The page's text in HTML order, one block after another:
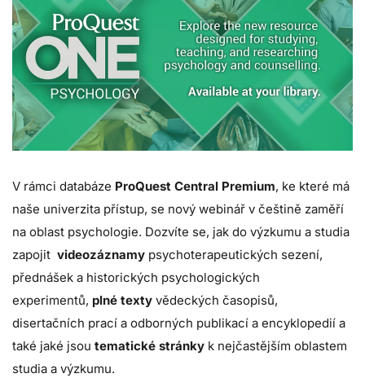
V rámci databáze ProQuest Central Premium, ke které má
naše univerzita přístup, se nový webinář v češtině zaměří
na oblast psychologie. Dozvíte se, jak do výzkumu a studia
zapojit videozáznamy psychoterapeutických sezení,
přednášek a historických psychologických
experimentů, plné texty vědeckých časopisů,
disertačních prací a odborných publikací a encyklopedií a
také jaké jsou tematické stránky k nejčastějším oblastem
studia a výzkumu.